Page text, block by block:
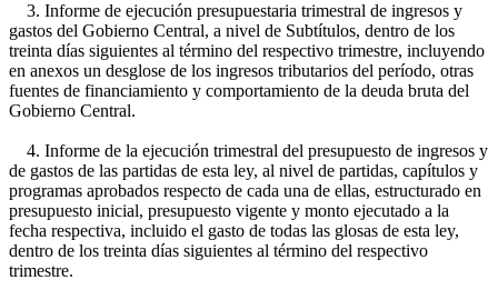
3. Informe de ejecución presupuestaria trimestral de ingresos y
gastos del Gobierno Central, a nivel de Subtítulos, dentro de los
treinta días siguientes al término del respectivo trimestre, incluyendo
en anexos un desglose de los ingresos tributarios del período, otras
fuentes de financiamiento y comportamiento de la deuda bruta del
Gobierno Central.
4. Informe de la ejecución trimestral del presupuesto de ingresos y
de gastos de las partidas de esta ley, al nivel de partidas, capítulos y
programas aprobados respecto de cada una de ellas, estructurado en
presupuesto inicial, presupuesto vigente y monto ejecutado a la
fecha respectiva, incluido el gasto de todas las glosas de esta ley,
dentro de los treinta días siguientes al término del respectivo
trimestre.